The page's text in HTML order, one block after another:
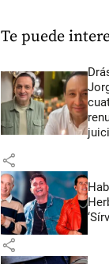
Te puede
share
share